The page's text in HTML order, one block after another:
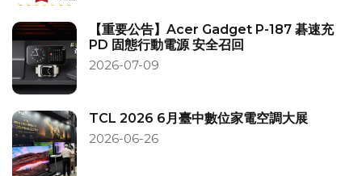
【重要公告】Acer Gadget P-187 碁速充
PD 固態行動電源 安全召回
2026-07-09
TCL 2026 6月臺中數位家電空調大展
2026-06-26